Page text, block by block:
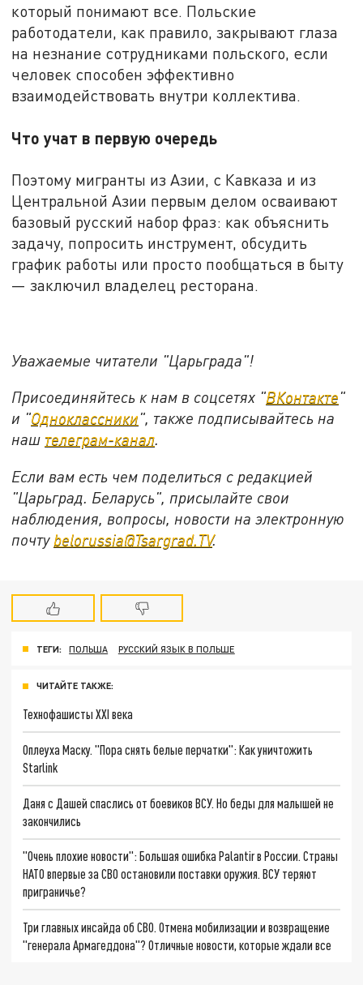
который понимают все. Польские
работодатели, как правило, закрывают глаза
на незнание сотрудниками польского, если
человек способен эффективно
взаимодействовать внутри коллектива.
Что учат в первую очередь
Поэтому мигранты из Азии, с Кавказа и из
Центральной Азии первым делом осваивают
базовый русский набор фраз: как объяснить
задачу, попросить инструмент, обсудить
график работы или просто пообщаться в быту
— заключил владелец ресторана.
Уважаемые читатели "Царьграда"!
Присоединяйтесь к нам в соцсетях "ВКонтакте"
и "Одноклассники", также подписывайтесь на
наш телеграм-канал.
Если вам есть чем поделиться с редакцией
"Царьград. Беларусь", присылайте свои
наблюдения, вопросы, новости на электронную
почту belorussia@Tsargrad.TV.
ТЕГИ: ПОЛЬША РУССКИЙ ЯЗЫК В ПОЛЬШЕ
ЧИТАЙТЕ ТАКЖЕ:
Технофашисты XXI века
Оплеуха Маску. "Пора снять белые перчатки": Как уничтожить
Starlink
Даня с Дашей спаслись от боевиков ВСУ. Но беды для малышей не
закончились
"Очень плохие новости": Большая ошибка Palantir в России. Страны
НАТО впервые за СВО остановили поставки оружия. ВСУ теряют
приграничье?
Три главных инсайда об СВО. Отмена мобилизации и возвращение
"генерала Армагеддона"? Отличные новости, которые ждали все